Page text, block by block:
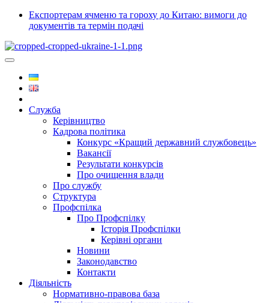
Експортерам ячменю та гороху до Китаю: вимоги до
документів та термін подачі
Служба
Керівництво
Кадрова політика
Конкурс «Кращий державний службовець»
Вакансії
Результати конкурсів
Про очищення влади
Про службу
Структура
Профспілка
Про Профспілку
Історія Профспілки
Керівні органи
Новини
Законодавство
Контакти
Діяльність
Нормативно-правова база